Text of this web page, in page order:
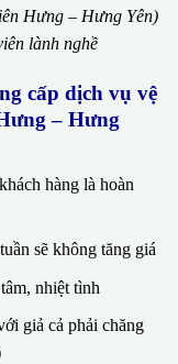
Hưng – Hưng Yên)
lành nghề
cấp dịch vụ vệ
– Hưng
hàng là hoàn
sẽ không tăng giá
nhiệt tình
giả cả phải chăng